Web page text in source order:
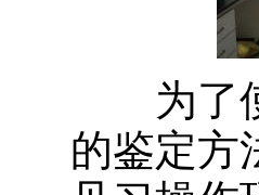
为了使
的鉴定方